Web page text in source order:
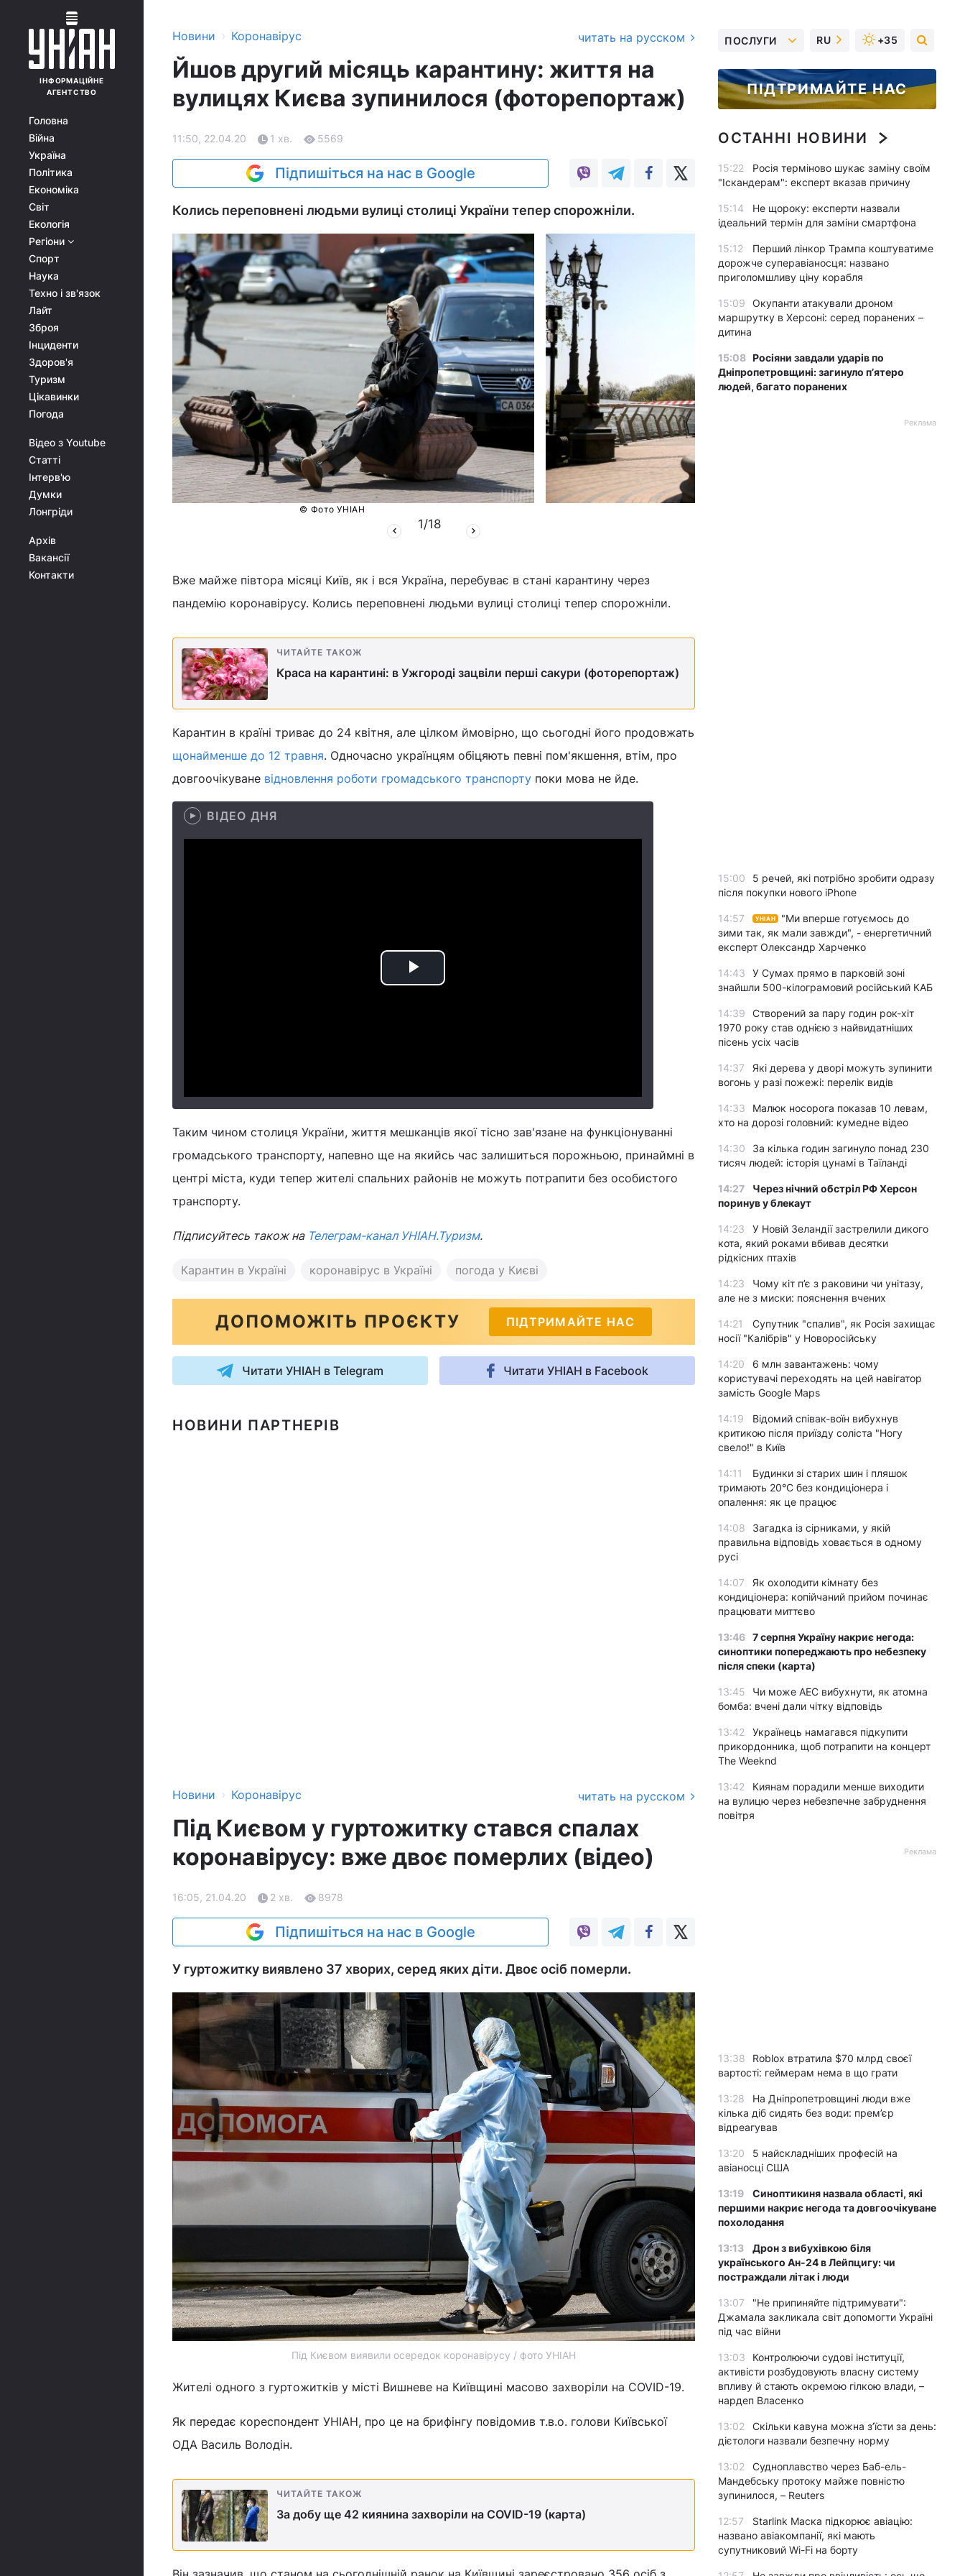
ІНФОРМАЦІЙНЕ
АГЕНТСТВО
Головна
Війна
Україна
Політика
Економіка
Світ
Екологія
Регіони
Спорт
Наука
Техно і зв'язок
Лайт
Зброя
Інциденти
Здоров'я
Туризм
Цікавинки
Погода
Відео з Youtube
Статті
Інтерв'ю
Думки
Лонгріди
Архів
Вакансії
Контакти
Новини › Коронавірус читать на русском
Йшов другий місяць карантину: життя на
вулицях Києва зупинилося (фоторепортаж)
11:50, 22.04.20 1 хв. 5569
Підпишіться на нас в Google
Колись переповнені людьми вулиці столиці України тепер спорожніли.
© Фото УНІАН
1/18
Вже майже півтора місяці Київ, як і вся Україна, перебуває в стані карантину через
пандемію коронавірусу. Колись переповнені людьми вулиці столиці тепер спорожніли.
ЧИТАЙТЕ ТАКОЖ
Краса на карантині: в Ужгороді зацвіли перші сакури (фоторепортаж)
Карантин в країні триває до 24 квітня, але цілком ймовірно, що сьогодні його продовжать
щонайменше до 12 травня. Одночасно українцям обіцяють певні пом'якшення, втім, про
довгоочікуване відновлення роботи громадського транспорту поки мова не йде.
ВІДЕО ДНЯ
Play
Таким чином столиця України, життя мешканців якої тісно зав'язане на функціонуванні
громадського транспорту, напевно ще на якийсь час залишиться порожньою, принаймні в
центрі міста, куди тепер жителі спальних районів не можуть потрапити без особистого
транспорту.
Підписуйтесь також на Телеграм-канал УНІАН.Туризм.
Карантин в Україні коронавірус в Україні погода у Києві
ДОПОМОЖІТЬ ПРОЄКТУ ПІДТРИМАЙТЕ НАС
Читати УНІАН в Telegram Читати УНІАН в Facebook
НОВИНИ ПАРТНЕРІВ
Новини › Коронавірус читать на русском
Під Києвом у гуртожитку стався спалах
коронавірусу: вже двоє померлих (відео)
16:05, 21.04.20 2 хв. 8978
Підпишіться на нас в Google
У гуртожитку виявлено 37 хворих, серед яких діти. Двоє осіб померли.
Під Києвом виявили осередок коронавірусу / фото УНІАН
Жителі одного з гуртожитків у місті Вишневе на Київщині масово захворіли на COVID-19.
Як передає кореспондент УНІАН, про це на брифінгу повідомив т.в.о. голови Київської
ОДА Василь Володін.
ЧИТАЙТЕ ТАКОЖ
За добу ще 42 киянина захворіли на COVID-19 (карта)
ПОСЛУГИ RU +35
ПІДТРИМАЙТЕ НАС
ОСТАННІ НОВИНИ
15:22
Росія терміново шукає заміну своїм
"Іскандерам": експерт вказав причину
15:14
Не щороку: експерти назвали
ідеальний термін для заміни смартфона
15:12
Перший лінкор Трампа коштуватиме
дорожче суперавіаносця: названо
приголомшливу ціну корабля
15:09
Окупанти атакували дроном
маршрутку в Херсоні: серед поранених –
дитина
15:08 Росіяни завдали ударів по
Дніпропетровщині: загинуло пʼятеро
людей, багато поранених
Реклама
15:00
5 речей, які потрібно зробити одразу
після покупки нового iPhone
14:57 УНІАН
"Ми вперше готуємось до
зими так, як мали завжди", - енергетичний
експерт Олександр Харченко
14:43
У Сумах прямо в парковій зоні
знайшли 500-кілограмовий російський КАБ
14:39
Створений за пару годин рок-хіт
1970 року став однією з найвидатніших
пісень усіх часів
14:37
Які дерева у дворі можуть зупинити
вогонь у разі пожежі: перелік видів
14:33
Малюк носорога показав 10 левам,
хто на дорозі головний: кумедне відео
14:30
За кілька годин загинуло понад 230
тисяч людей: історія цунамі в Таїланді
14:27
Через нічний обстріл РФ Херсон
поринув у блекаут
14:23
У Новій Зеландії застрелили дикого
кота, який роками вбивав десятки
рідкісних птахів
14:23
Чому кіт п’є з раковини чи унітазу,
але не з миски: пояснення вчених
14:21
Супутник "спалив", як Росія захищає
носії "Калібрів" у Новоросійську
14:20
6 млн завантажень: чому
користувачі переходять на цей навігатор
замість Google Maps
14:19
Відомий співак-воїн вибухнув
критикою після приїзду соліста "Ногу
свело!" в Київ
14:11
Будинки зі старих шин і пляшок
тримають 20°C без кондиціонера і
опалення: як це працює
14:08
Загадка із сірниками, у якій
правильна відповідь ховається в одному
русі
14:07
Як охолодити кімнату без
кондиціонера: копійчаний прийом починає
працювати миттєво
13:46 7 серпня Україну накриє негода:
синоптики попереджають про небезпеку
після спеки (карта)
13:45
Чи може АЕС вибухнути, як атомна
бомба: вчені дали чітку відповідь
13:42
Українець намагався підкупити
прикордонника, щоб потрапити на концерт
The Weeknd
13:42
Киянам порадили менше виходити
на вулицю через небезпечне забруднення
повітря
Реклама
13:38
Roblox втратила $70 млрд своєї
вартості: геймерам нема в що грати
13:28
На Дніпропетровщині люди вже
кілька діб сидять без води: прем’єр
відреагував
13:20
5 найскладніших професій на
авіаносці США
13:19
Синоптикиня назвала області, які
першими накриє негода та довгоочікуване
похолодання
13:13
Дрон з вибухівкою біля
українського Ан-24 в Лейпцигу: чи
постраждали літак і люди
13:07
"Не припиняйте підтримувати":
Джамала закликала світ допомогти Україні
під час війни
13:03
Контролюючи судові інституції,
активісти розбудовують власну систему
впливу й стають окремою гілкою влади, –
нардеп Власенко
13:02
Скільки кавуна можна з’їсти за день:
дієтологи назвали безпечну норму
13:02
Судноплавство через Баб-ель-
Мандебську протоку майже повністю
зупинилося, – Reuters
12:57
Starlink Маска підкорює авіацію:
названо авіакомпанії, які мають
супутниковий Wi-Fi на борту